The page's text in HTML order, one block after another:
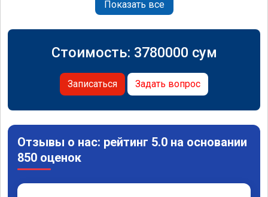
Показать все
Стоимость: 3780000 сум
Записаться Задать вопрос
Отзывы о нас: рейтинг 5.0 на основании
850 оценок